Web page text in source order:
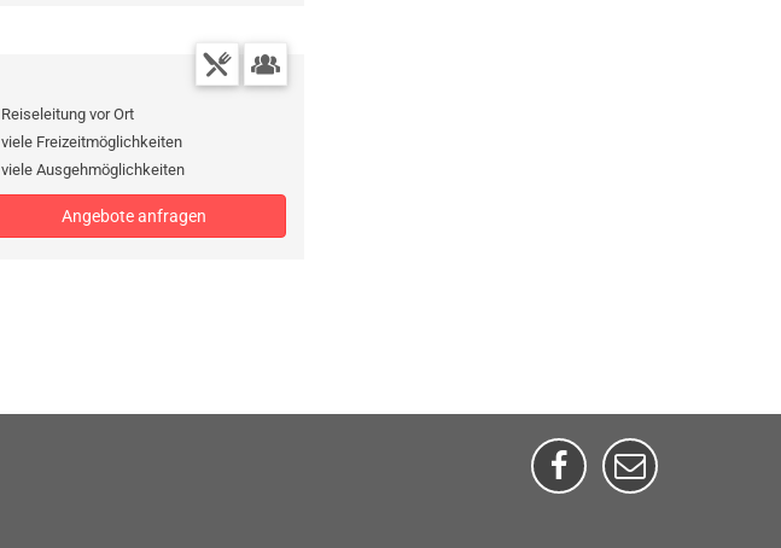
Reiseleitung vor Ort
viele Freizeitmöglichkeiten
viele Ausgehmöglichkeiten
Angebote anfragen